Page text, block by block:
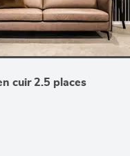
cuir 2.5 places